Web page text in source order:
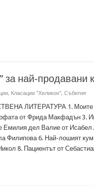
за най-продавани
, Класации "Хеликон", Събития
ЛИТЕРАТУРА 1. Моите
от Фрида Макфадън 3.
Емилия дел Валие от
Филипова 6. Най-лошият кум
8. Пациентът от